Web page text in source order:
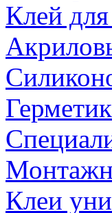
Клей
Клеи